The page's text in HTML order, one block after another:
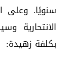
الانتحارية
بكلفة زهيدة: